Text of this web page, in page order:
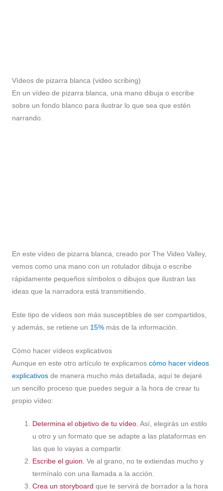
Vídeos de pizarra blanca (video scribing)
En un vídeo de pizarra blanca, una mano dibuja o escribe
sobre un fondo blanco para ilustrar lo que sea que estén
narrando.
En este vídeo de pizarra blanca, creado por The Video Valley,
vemos como una mano con un rotulador dibuja o escribe
rápidamente pequeños símbolos o dibujos que ilustran las
ideas que la narradora está transmitiendo.
Este tipo de vídeos son más susceptibles de ser compartidos,
y además, se retiene un 15%más de la información.
Cómo hacer vídeos explicativos
Aunque en este otro artículo te explicamos cómo hacer vídeos
explicativosde manera mucho más detallada, aquí te dejaré
un sencillo proceso que puedes seguir a la hora de crear tu
propio vídeo:
Determina el objetivo de tu vídeo. Así, elegirás un estilo
u otro y un formato que se adapte a las plataformas en
las que lo vayas a compartir.
Escribe el guion. Ve al grano, no te extiendas mucho y
termínalo con una llamada a la acción.
Crea un storyboard que te servirá de borrador a la hora